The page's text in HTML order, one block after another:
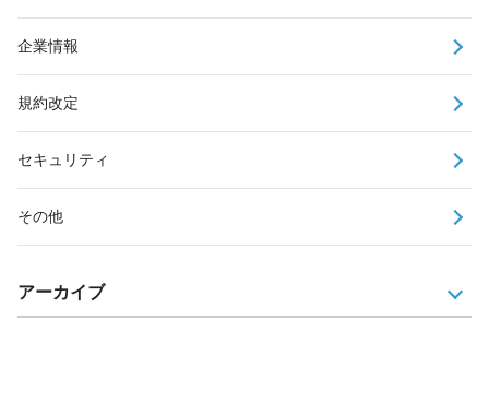
企業情報
規約改定
セキュリティ
その他
アーカイブ